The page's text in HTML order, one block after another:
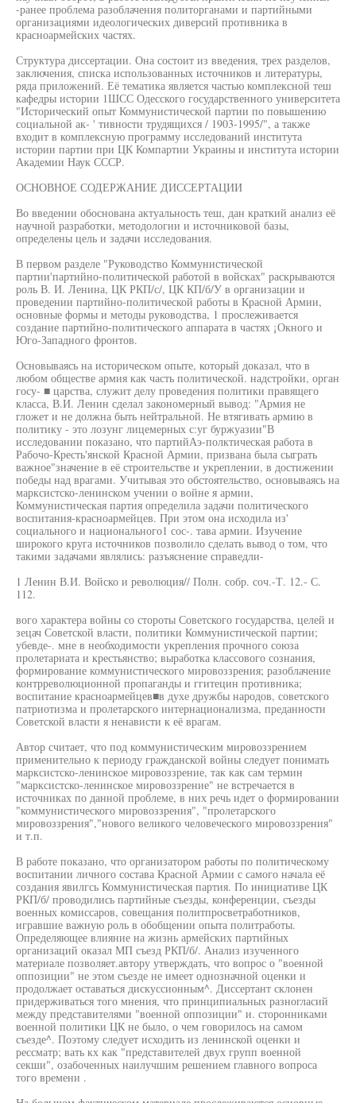
-ранее проблема разоблачения политорганами и партийными
организациями идеологических диверсий противника в
красноармейских частях.
Структура диссертации. Она состоит из введения, трех разделов,
заключения, списка использованных источников и литературы,
ряда приложений. Её тематика является частью комплексной теш
кафедры истории 1ШСС Одесского государственного университета
"Исторический опыт Коммунистической партии по повышению
социальной ак- ' тивности трудящихся / 1903-1995/", а также
входит в комплексную программу исследований института
истории партии при ЦК Компартии Украины и института истории
Академии Наук СССР.
ОСНОВНОЕ СОДЕРЖАНИЕ ДИССЕРТАЦИИ
Во введении обоснована актуальность теш, дан краткий анализ её
научной разработки, методологии и источниковой базы,
определены цель и задачи исследования.
В первом разделе "Руководство Коммунистической
партии'партийно-политической работой в войсках" раскрываются
роль В. И. Ленина, ЦК РКП/с/, ЦК КП/б/У в организации и
проведении партийно-политической работы в Красной Армии,
основные формы и методы руководства, 1 прослеживается
создание партийно-политического аппарата в частях ¡Окного и
Юго-Западного фронтов.
Основываясь на историческом опыте, который доказал, что в
любом обществе армия как часть политической. надстройки, орган
госу- ■ царства, служит делу проведения политики правящего
класса, В.И. Ленин сделал закономерный вывод: "Армия не
гложет и не должна быть нейтральной. Не втягивать армию в
политику - это лозунг лицемерных с:уг буржуазии"В
исследовании показано, что партийАэ-полктическая работа в
Рабочо-Кресть'янской Красной Армии, призвана была сыграть
важное"значение в её строительстве и укреплении, в достижении
победы над врагами. Учитывая это обстоятельство, основываясь на
марксистско-ленинском учении о войне я армии,
Коммунистическая партия определила задачи политического
воспитания-красноармейцев. При этом она исходила из'
социального и национального1 сос-. тава армии. Изучение
широкого круга источников позволило сделать вывод о том, что
такими задачами являлись: разъяснение справедли-
1 Ленин В.И. Войско и революция// Полн. собр. соч.-Т. 12.- С.
112.
вого характера войны со стороты Советского государства, целей и
зецач Советской власти, политики Коммунистической партии;
убевде-. мне в необходимости укрепления прочного союза
пролетариата и крестьянство; выработка классового сознания,
формирование коммунистического мировоззрения; разоблачение
контрреволюционной пропаганды и ггитецин противника;
воспитание красноармейцев■в духе дружбы народов, советского
патриотизма и пролетарского интернационализма, преданности
Советской власти я ненависти к её врагам.
Автор считает, что под коммунистическим мировоззрением
применительно к периоду гражданской войны следует понимать
марксистско-ленинское мировоззрение, так как сам термин
"марксистско-ленинское мировоззрение" не встречается в
источниках по данной проблеме, в них речь идет о формировании
"коммунистического мировоззрения", "пролетарского
мировоззрения","нового великого человеческого мировоззрения"
и т.п.
В работе показано, что организатором работы по политическому
воспитании личного состава Красной Армии с самого начала её
создания явилгсь Коммунистическая партия. По инициативе ЦК
РКП/б/ проводились партийные съезды, конференции, съезды
военных комиссаров, совещания политпросветработников,
игравшие важную роль в обобщении опыта политработы.
Определяющее влияние на жизнь армейских партийных
организаций оказал МП съезд РКП/б/. Анализ изученного
материале позволяет.автору утверждать, что вопрос о "военной
оппозиции" не этом съезде не имеет однозначной оценки и
продолжает оставаться дискуссионным^. Диссертант склонен
придерживаться того мнения, что принципиальных разногласий
между представителями "военной оппозиции" и. сторонниками
военной политики ЦК не было, о чем говорилось на самом
съезде^. Поэтому следует исходить из ленинской оценки и
рессматр; вать кх как "представителей двух групп военной
секши", озабоченных наилучшим решением главного вопроса
того времени .